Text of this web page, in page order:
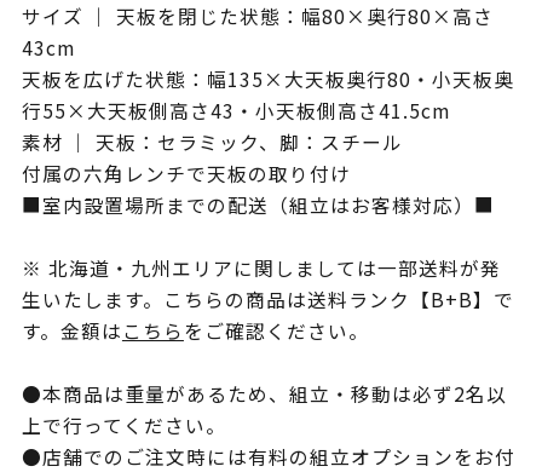
サイズ ｜ 天板を閉じた状態：幅80×奥行80×高さ
43cm
天板を広げた状態：幅135×大天板奥行80・小天板奥
行55×大天板側高さ43・小天板側高さ41.5cm
素材 ｜ 天板：セラミック、脚：スチール
付属の六角レンチで天板の取り付け
■室内設置場所までの配送（組立はお客様対応）■
※ 北海道・九州エリアに関しましては一部送料が発
生いたします。こちらの商品は送料ランク【B+B】で
す。金額はこちらをご確認ください。
●本商品は重量があるため、組立・移動は必ず2名以
上で行ってください。
●店舗でのご注文時には有料の組立オプションをお付